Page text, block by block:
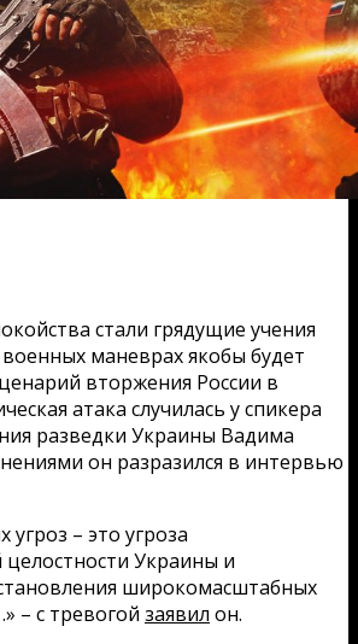
стали грядущие учения
маневрах якобы будет
вторжения России в
атака случилась у спикера
разведки Украины Вадима
он разразился в интервью
– это угроза
Украины и
широкомасштабных
– с тревогой заявил он.